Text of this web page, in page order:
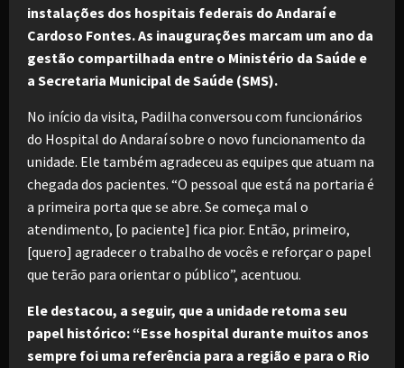
instalações dos hospitais federais do Andaraí e
Cardoso Fontes. As inaugurações marcam um ano da
gestão compartilhada entre o Ministério da Saúde e
a Secretaria Municipal de Saúde (SMS).
No início da visita, Padilha conversou com funcionários
do Hospital do Andaraí sobre o novo funcionamento da
unidade. Ele também agradeceu as equipes que atuam na
chegada dos pacientes. “O pessoal que está na portaria é
a primeira porta que se abre. Se começa mal o
atendimento, [o paciente] fica pior. Então, primeiro,
[quero] agradecer o trabalho de vocês e reforçar o papel
que terão para orientar o público”, acentuou.
Ele destacou, a seguir, que a unidade retoma seu
papel histórico: “Esse hospital durante muitos anos
sempre foi uma referência para a região e para o Rio